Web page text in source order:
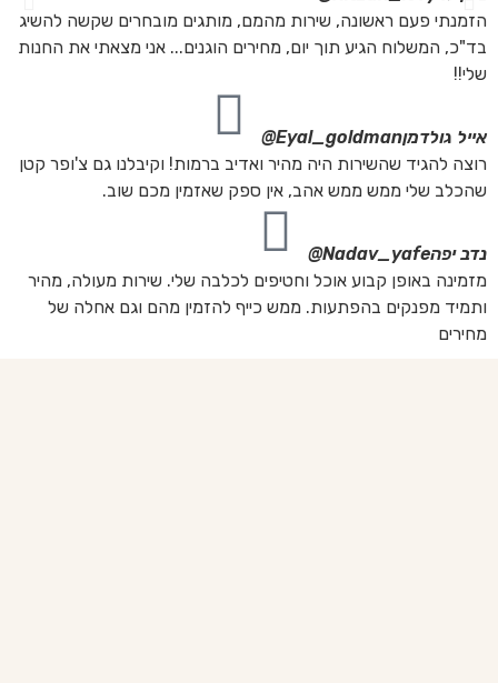
הזמנתי פעם ראשונה, שירות מהמם, מותגים מובחרים שקשה להשיג
בד"כ, המשלוח הגיע תוך יום, מחירים הוגנים... אני מצאתי את החנות
שלי!!
אייל גולדמןEyal_goldman@
רוצה להגיד שהשירות היה מהיר ואדיב ברמות! וקיבלנו גם צ'ופר קטן
שהכלב שלי ממש ממש אהב, אין ספק שאזמין מכם שוב.
נדב יפהNadav_yafe@
מזמינה באופן קבוע אוכל וחטיפים לכלבה שלי. שירות מעולה, מהיר
ותמיד מפנקים בהפתעות. ממש כייף להזמין מהם וגם אחלה של
מחירים